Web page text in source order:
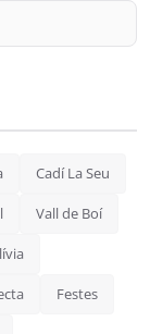
Cadí La Seu
Vall de Boí
Festes